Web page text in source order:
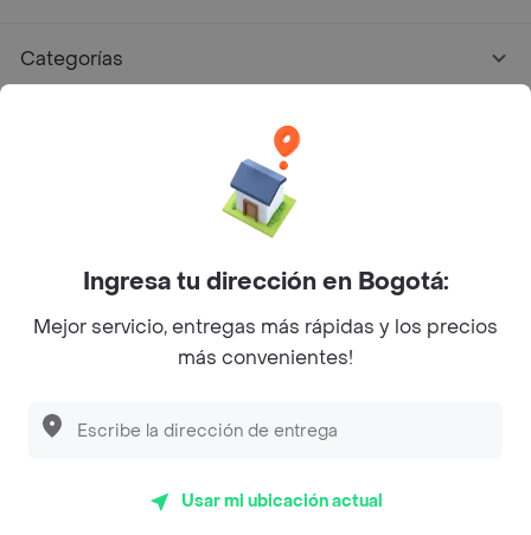
Categorías
Facebook
Twitter
Instagram
©2026Rappi Inc. All rights reserved.
Ingresa tu dirección en Bogotá:
Mejor servicio, entregas más rápidas y los precios
más convenientes!
Usar mi ubicación actual